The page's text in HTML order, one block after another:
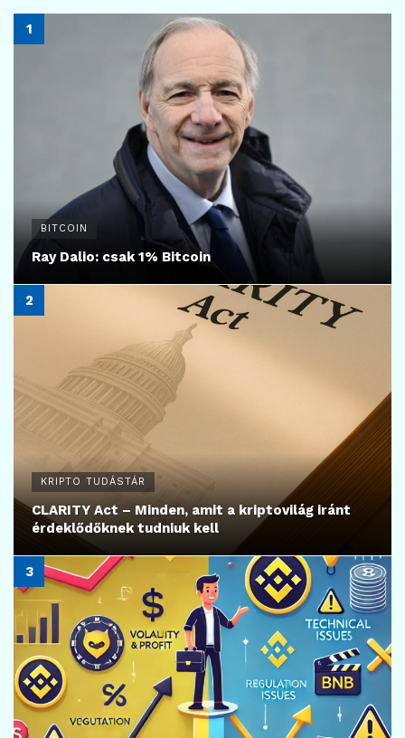
BITCOIN
Ray Dalio: csak 1% Bitcoin
KRIPTO TUDÁSTÁR
CLARITY Act – Minden, amit a kriptovilág iránt
érdeklődőknek tudniuk kell